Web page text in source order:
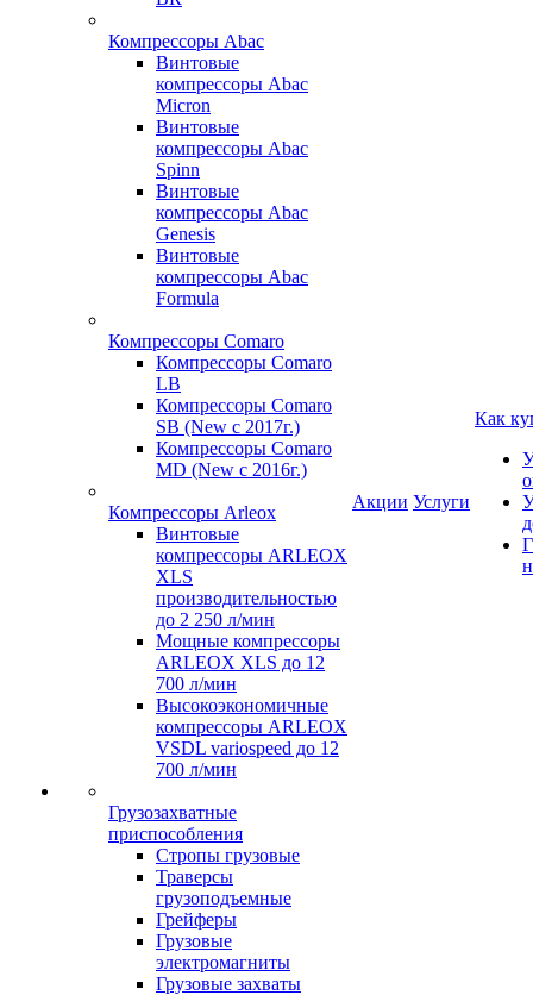
Компрессоры Abac
Винтовые
компрессоры Abac
Micron
Винтовые
компрессоры Abac
Spinn
Винтовые
компрессоры Abac
Genesis
Винтовые
компрессоры Abac
Formula
Компрессоры Comaro
Компрессоры Comaro
LB
Компрессоры Comaro
SB (New с 2017г.)
Компрессоры Comaro
MD (New с 2016г.)
Компрессоры Arleox
Винтовые
компрессоры ARLEOX
XLS
производительностью
до 2 250 л/мин
Мощные компрессоры
ARLEOX XLS до 12
700 л/мин
Высокоэкономичные
компрессоры ARLEOX
VSDL variospeed до 12
700 л/мин
Грузозахватные
приспособления
Стропы грузовые
Траверсы
грузоподъемные
Грейферы
Грузовые
электромагниты
Грузовые захваты
Акции Услуги
Как